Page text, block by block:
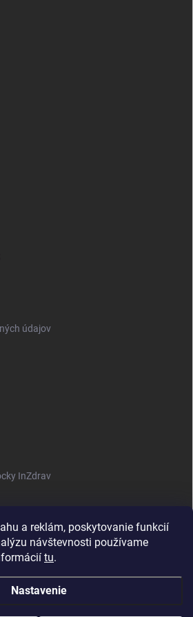
a reklám, poskytovanie funkcií
návštevnosti používame
tu.
Nastavenie
údajov
InZdrav